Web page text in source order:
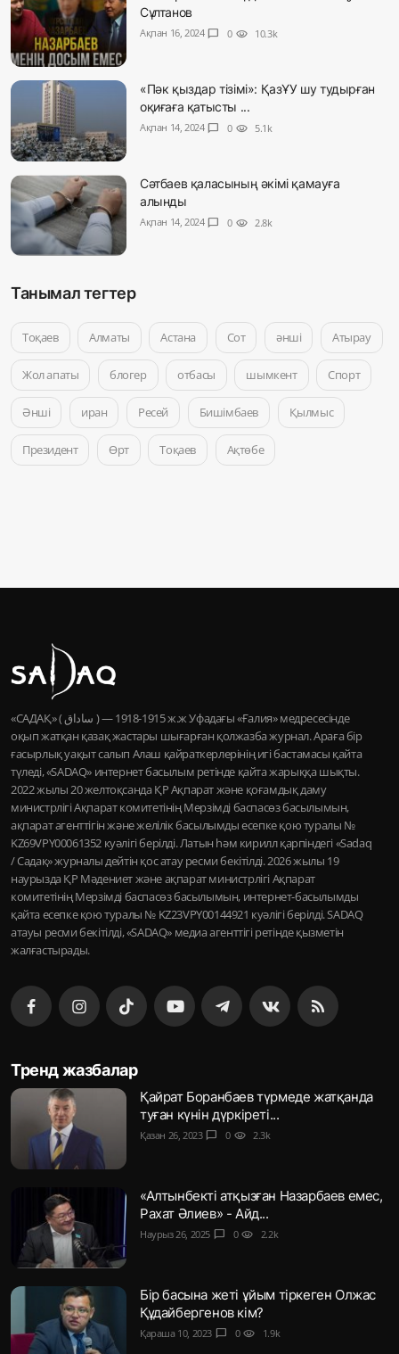
Сұлтанов
Ақпан 16, 2024 chat_bubble 0 visibility 10.3k
«Пәк қыздар тізімі»: ҚазҰУ шу тудырған
оқиғаға қатысты ...
Ақпан 14, 2024 chat_bubble 0 visibility 5.1k
Сәтбаев қаласының әкімі қамауға
алынды
Ақпан 14, 2024 chat_bubble 0 visibility 2.8k
Танымал тегтер
Тоқаев Алматы Астана Сот әнші Атырау
Жол апаты блогер отбасы шымкент Спорт
Әнші иран Ресей Бишімбаев Қылмыс
Президент Өрт Тоқаев Ақтөбе
«САДАҚ» ( ساداق ) — 1915-1918 ж.ж Уфадағы «Ғалия» медресесінде
оқып жатқан қазақ жастары шығарған қолжазба журнал. Араға бір
ғасырлық уақыт салып Алаш қайраткерлерінің игі бастамасы қайта
түледі, «SADAQ» интернет басылым ретінде қайта жарыққа шықты.
2022 жылы 20 желтоқсанда ҚР Ақпарат және қоғамдық даму
министрлігі Ақпарат комитетінің Мерзімді баспасөз басылымын,
ақпарат агенттігін және желілік басылымды есепке қою туралы №
KZ69VPY00061352 куәлігі берілді. Латын һәм кирилл қарпіндегі «Sadaq
/ Садақ» журналы дейтін қос атау ресми бекітілді. 2026 жылы 19
наурызда ҚР Мәдениет және ақпарат министрлігі Ақпарат
комитетінің Мерзімді баспасөз басылымын, интернет-басылымды
қайта есепке қою туралы № KZ23VPY00144921 куәлігі берілді. SADAQ
атауы ресми бекітілді, «SADAQ» медиа агенттігі ретінде қызметін
жалғастырады.
Тренд жазбалар
Қайрат Боранбаев түрмеде жатқанда
туған күнін дүркіреті...
Қазан 26, 2023 chat_bubble 0 visibility 2.3k
«Алтынбекті атқызған Назарбаев емес,
Рахат Әлиев» - Айд...
Наурыз 26, 2025 chat_bubble 0 visibility 2.2k
Бір басына жеті ұйым тіркеген Олжас
Құдайбергенов кім?
Қараша 10, 2023 chat_bubble 0 visibility 1.9k